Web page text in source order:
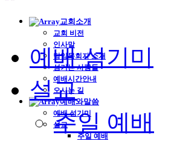
교회소개
교회 비전
인사말
담임목회자 소개
섬기는 사람들
예배시간안내
오시는 길
예배와말씀
예배 섬기미
설교
주일 예배
예배 섬기미
설교
주일 예배